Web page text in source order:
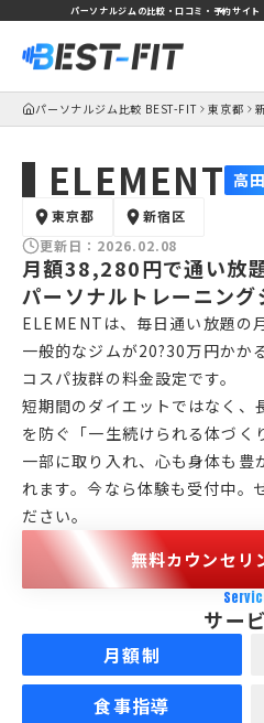
パーソナルジムの比較・口コミ・予約サイ
パーソナルジム比較 BEST-FIT 東京都
ELEMENT 高
東京都
新宿区
更新日： 2026.02.08
月額38,280円で通い放
パーソナルトレーニング
ELEMENTは、毎日通い放題の
一般的なジムが20?30万円かか
コスパ抜群の料金設定です。
短期間のダイエットではなく、
を防ぐ「一生続けられる体づく
一部に取り入れ、心も身体も豊
れます。今なら体験も受付中。
ださい。
無料カウンセリ
サー
月額制
食事指導